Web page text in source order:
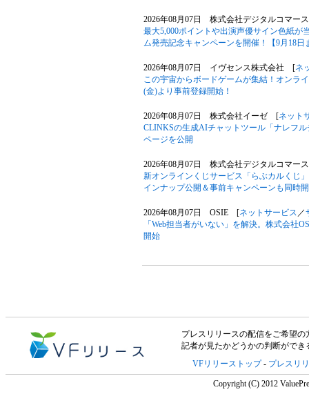
2026年08月07日 株式会社デジタルコマー
最大5,000ポイントや出演声優サイン色紙
ム発売記念キャンペーンを開催！【9月18日
2026年08月07日 イヴセンス株式会社 [ネ
この宇宙からボードゲームが集結！オンラ
(金)より事前登録開始！
2026年08月07日 株式会社イーゼ [ネット
CLINKSの生成AIチャットツール「ナレフ
ページを公開
2026年08月07日 株式会社デジタルコマー
新オンラインくじサービス「らぶカルくじ
インナップ公開＆事前キャンペーンも同時
2026年08月07日 OSIE [ネットサービス ／
「Web担当者がいない」を解決。株式会社
開始
プレスリリースの配信をご希望の
記者が見たかどうかの判断がで
VFリリーストップ- プレスリ
Copyright (C) 2012